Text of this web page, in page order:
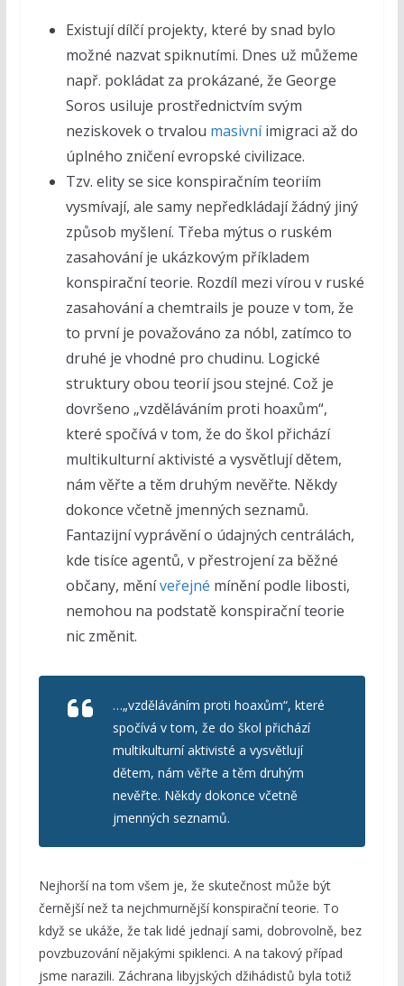
Existují dílčí projekty, které by snad bylo
možné nazvat spiknutími. Dnes už můžeme
např. pokládat za prokázané, že George
Soros usiluje prostřednictvím svým
neziskovek o trvalou masivníimigraci až do
úplného zničení evropské civilizace.
Tzv. elity se sice konspiračním teoriím
vysmívají, ale samy nepředkládají žádný jiný
způsob myšlení. Třeba mýtus o ruském
zasahování je ukázkovým příkladem
konspirační teorie. Rozdíl mezi vírou v ruské
zasahování a chemtrails je pouze v tom, že
to první je považováno za nóbl, zatímco to
druhé je vhodné pro chudinu. Logické
struktury obou teorií jsou stejné. Což je
dovršeno „vzděláváním proti hoaxům“,
které spočívá v tom, že do škol přichází
multikulturní aktivisté a vysvětlují dětem,
nám věřte a těm druhým nevěřte. Někdy
dokonce včetně jmenných seznamů.
Fantazijní vyprávění o údajných centrálách,
kde tisíce agentů, v přestrojení za běžné
občany, měníveřejné mínění podle libosti,
nemohou na podstatě konspirační teorie
nic změnit.
…„vzděláváním proti hoaxům“, které
spočívá v tom, že do škol přichází
multikulturní aktivisté a vysvětlují
dětem, nám věřte a těm druhým
nevěřte. Někdy dokonce včetně
jmenných seznamů.
Nejhorší na tom všem je, že skutečnost může být
černější než ta nejchmurnější konspirační teorie. To
když se ukáže, že tak lidé jednají sami, dobrovolně, bez
povzbuzování nějakými spiklenci. A na takový případ
jsme narazili. Záchrana libyjských džihádistů byla totiž